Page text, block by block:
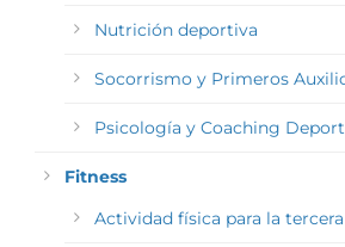
Nutrición deportiva
Socorrismo y Primeros
Psicología y Coaching
Fitness
Actividad física para la